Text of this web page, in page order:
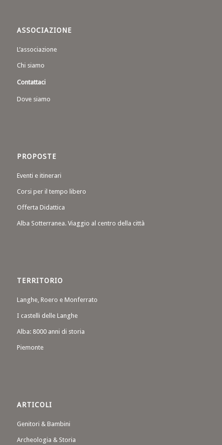
ASSOCIAZIONE
L’associazione
Chi siamo
Contattaci
Dove siamo
PROPOSTE
Eventi e itinerari
Corsi per il tempo libero
Offerta Didattica
Alba Sotterranea. Viaggio al centro della città
TERRITORIO
Langhe, Roero e Monferrato
I castelli delle Langhe
Alba: 8000 anni di storia
Piemonte
ARTICOLI
Genitori & Bambini
Archeologia & Storia